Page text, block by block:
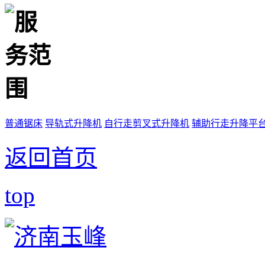
普通锯床 导轨式升降机 自行走剪叉式升降机 辅助行走升降平
返回首页
top